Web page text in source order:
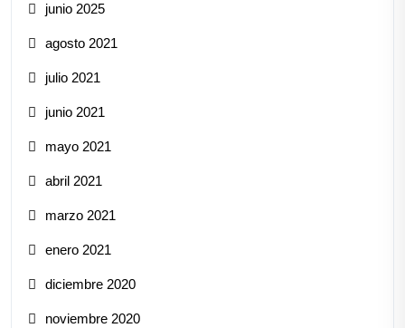
junio 2025
agosto 2021
julio 2021
junio 2021
mayo 2021
abril 2021
marzo 2021
enero 2021
diciembre 2020
noviembre 2020